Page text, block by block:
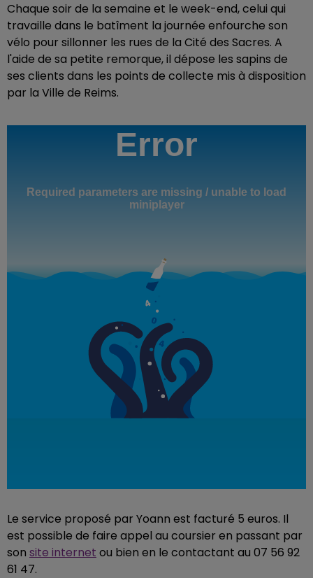
Chaque soir de la semaine et le week-end, celui qui
travaille dans le batîment la journée enfourche son
vélo pour sillonner les rues de la Cité des Sacres. A
l'aide de sa petite remorque, il dépose les sapins de
ses clients dans les points de collecte mis à disposition
par la Ville de Reims.
Le service proposé par Yoann est facturé 5 euros. Il
est possible de faire appel au coursier en passant par
son site internet ou bien en le contactant au 07 56 92
61 47.